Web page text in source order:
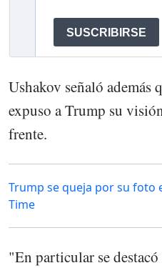
Ushakov señaló además
expuso a Trump su
frente.
Trump se queja por su foto
Time
"En particular se